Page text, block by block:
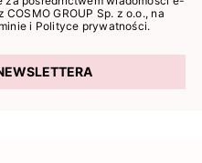
GROUP Sp. z o.o., na
i Polityce prywatności.